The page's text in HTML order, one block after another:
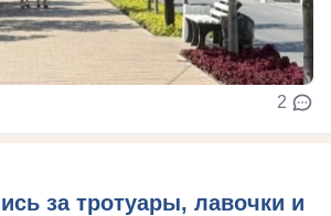
2
за тротуары, лавочки и